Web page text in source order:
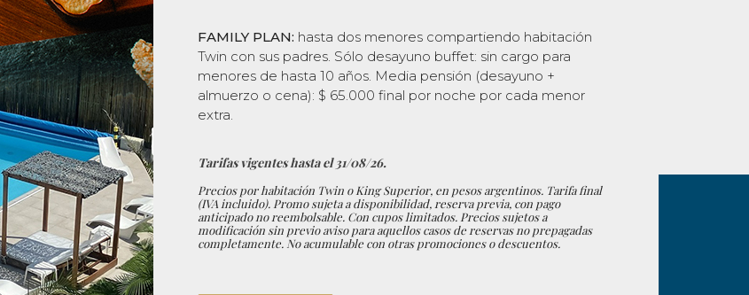
FAMILY PLAN: hasta dos menores compartiendo habitación
Twin con sus padres. Sólo desayuno buffet: sin cargo para
menores de hasta 10 años. Media pensión (desayuno +
almuerzo o cena): $ 65.000 final por noche por cada menor
extra.
Tarifas vigentes hasta el 31/08/26.
Precios por habitación Twin o King Superior, en pesos argentinos. Tarifa final
(IVA incluido). Promosujeta a disponibilidad, reserva previa, con pago
anticipadono reembolsable. Con cupos limitados. Precios sujetos a
modificación sin previo aviso para aquellos casos de reservas no prepagadas
completamente. No acumulable con otras promociones o descuentos.